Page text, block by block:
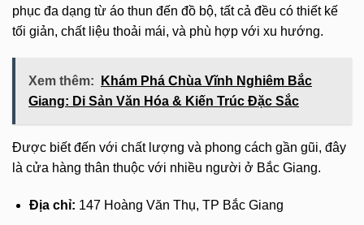
phục đa dạng từ áo thun đến đồ bộ, tất cả đều có thiết kế
tối giản, chất liệu thoải mái, và phù hợp với xu hướng.
Xem thêm:
Khám Phá Chùa Vĩnh Nghiêm Bắc
Giang: Di Sản Văn Hóa & Kiến Trúc Đặc Sắc
Được biết đến với chất lượng và phong cách gần gũi, đây
là cửa hàng thân thuộc với nhiều người ở Bắc Giang.
Địa chỉ: 147 Hoàng Văn Thụ, TP Bắc Giang